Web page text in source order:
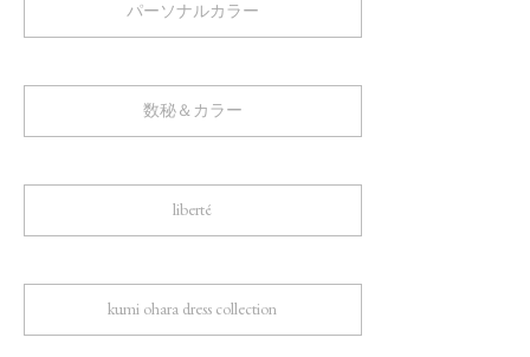
パーソナルカラー
数秘＆カラー
liberté
kumi ohara dress collection